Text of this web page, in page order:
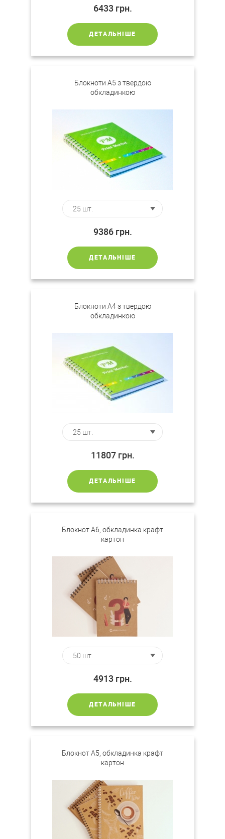
6433 грн.
ДЕТАЛЬНІШЕ
Блокноти A5 з твердою
обкладинкою
9386 грн.
ДЕТАЛЬНІШЕ
Блокноти A4 з твердою
обкладинкою
11807 грн.
ДЕТАЛЬНІШЕ
Блокнот А6, обкладинка крафт
картон
4913 грн.
ДЕТАЛЬНІШЕ
Блокнот А5, обкладинка крафт
картон